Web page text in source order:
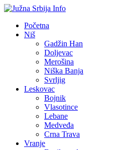
Početna
Niš
Gadžin Han
Doljevac
Merošina
Niška Banja
Svrljig
Leskovac
Bojnik
Vlasotince
Lebane
Medveđa
Crna Trava
Vranje